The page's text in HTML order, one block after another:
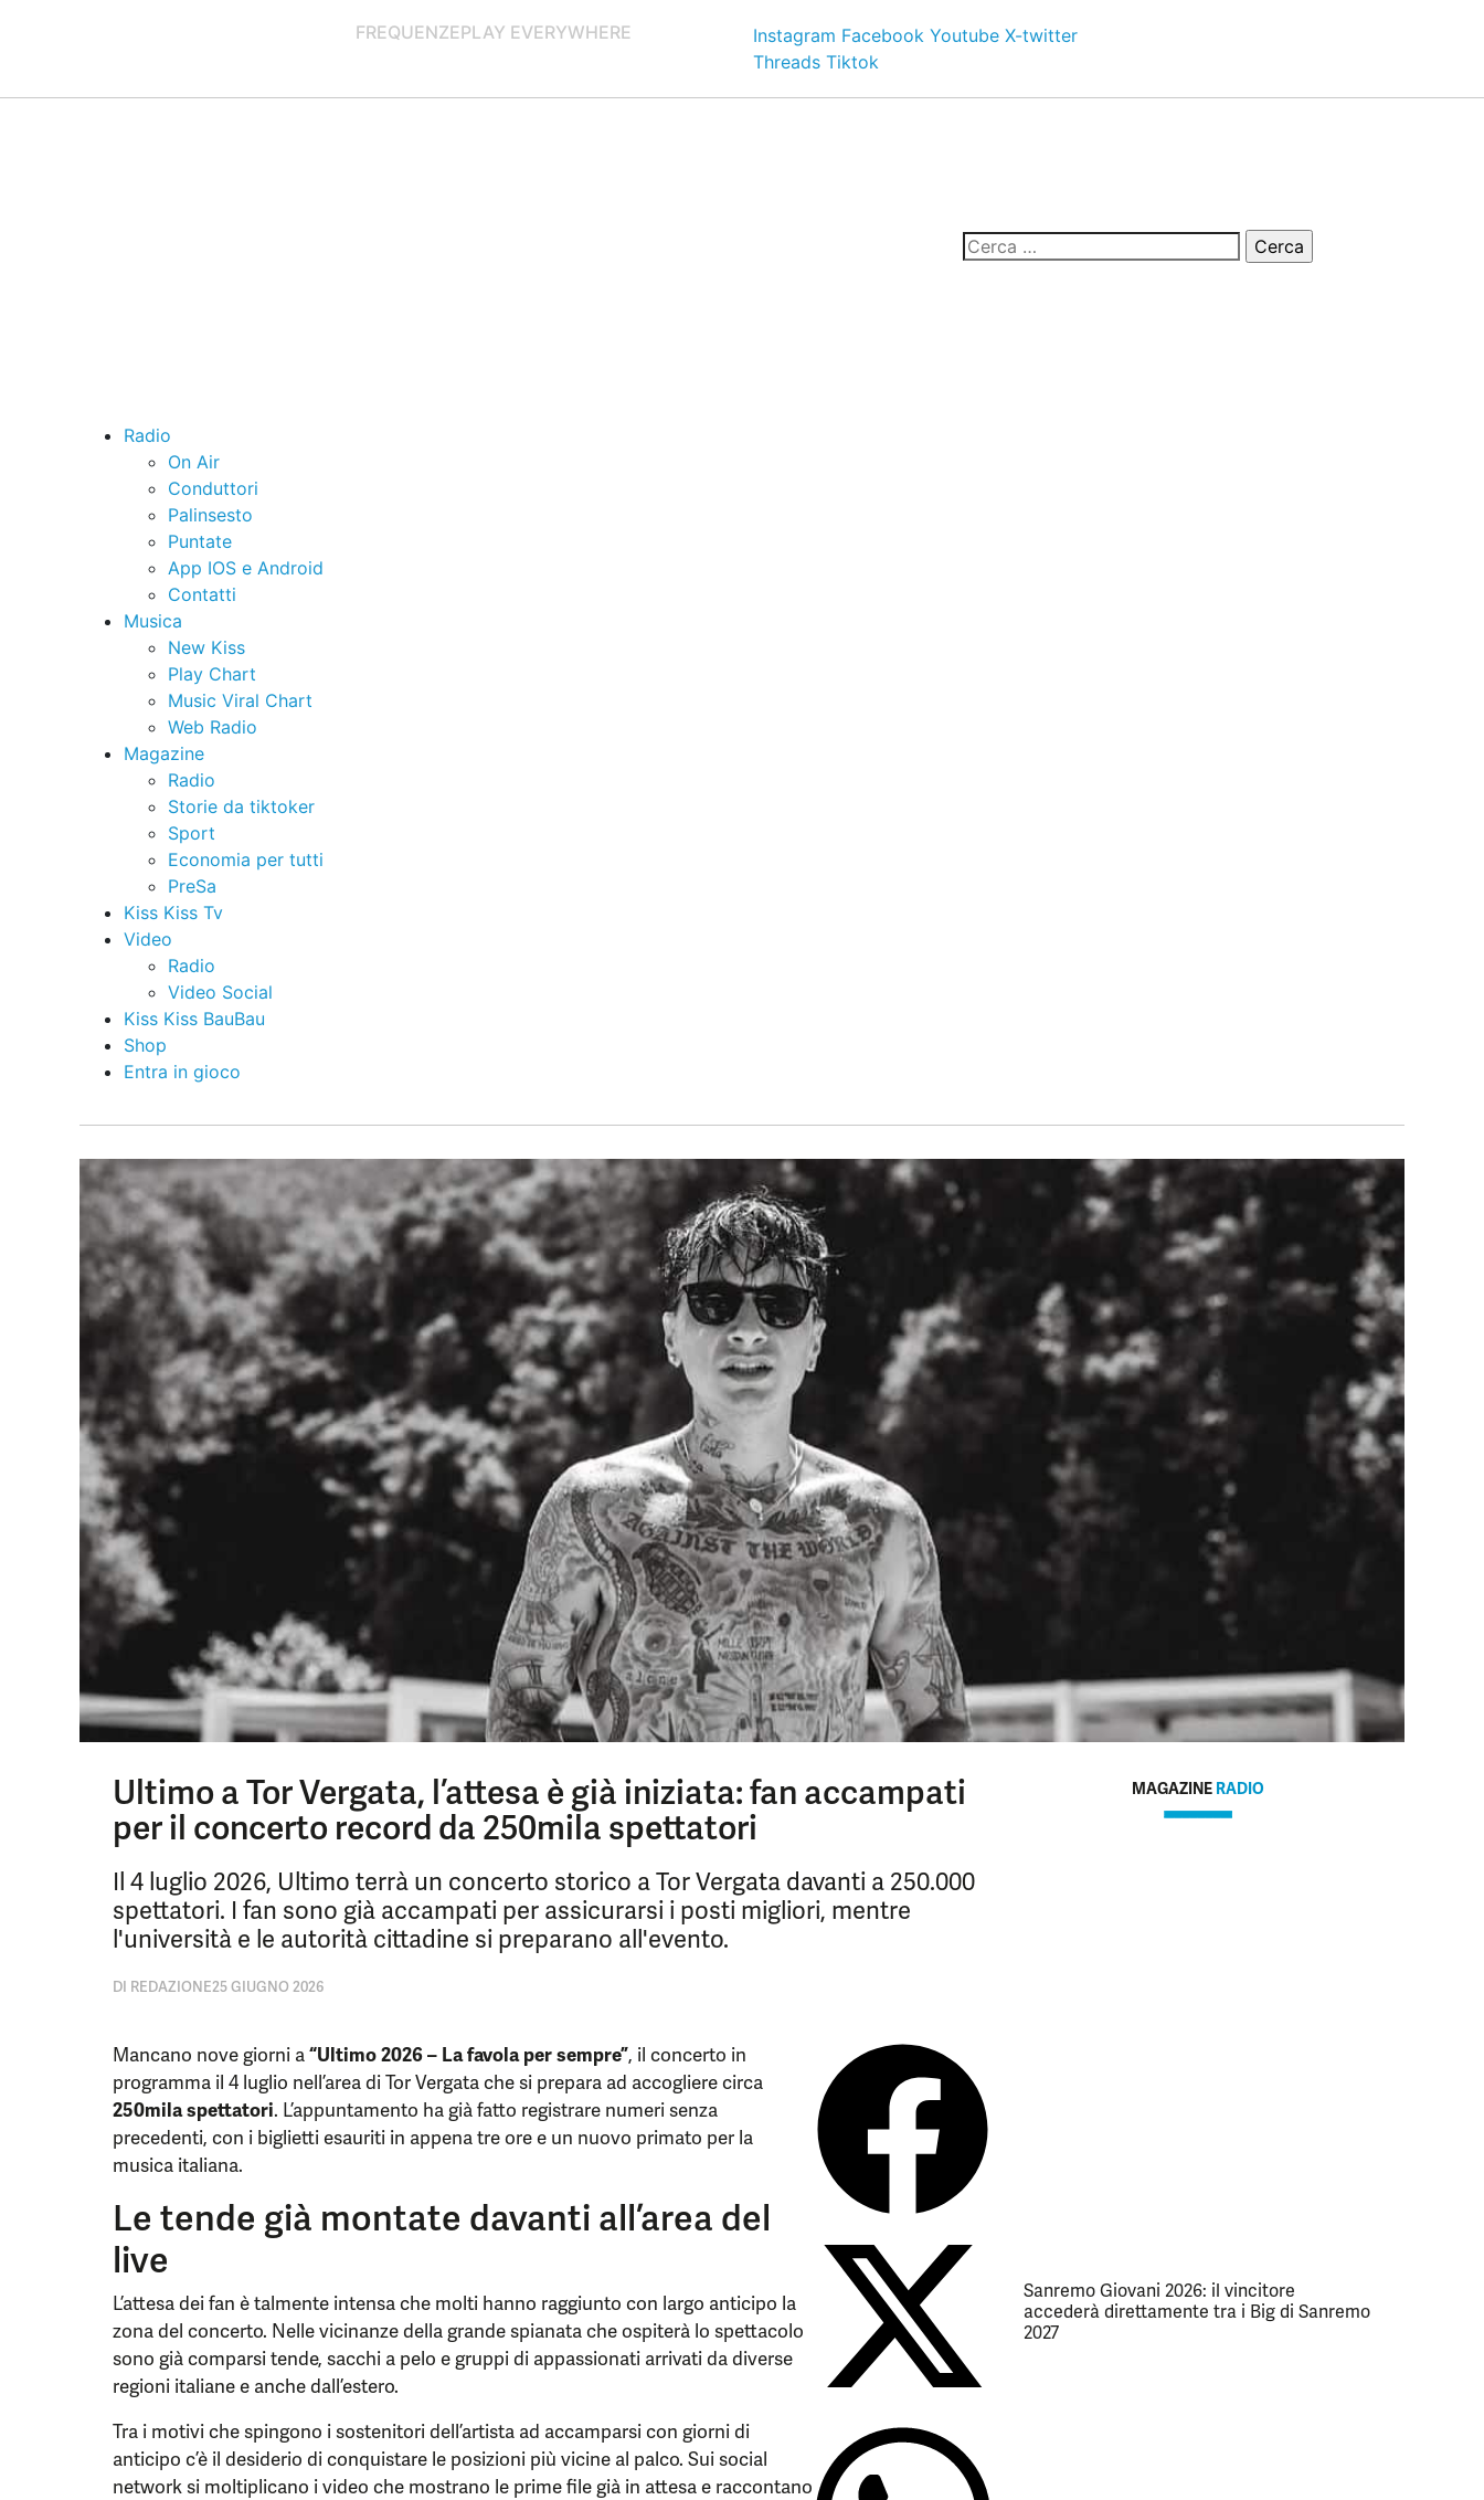
FREQUENZEPLAY EVERYWHERE Instagram Facebook Youtube X-twitter
Threads Tiktok
Radio
On Air
Conduttori
Palinsesto
Puntate
App IOS e Android
Contatti
Musica
New Kiss
Play Chart
Music Viral Chart
Web Radio
Magazine
Radio
Storie da tiktoker
Sport
Economia per tutti
PreSa
Kiss Kiss Tv
Video
Radio
Video Social
Kiss Kiss BauBau
Shop
Entra in gioco
Ultimo a Tor Vergata, l’attesa è già iniziata: fan accampati
per il concerto record da 250mila spettatori
Il 4 luglio 2026, Ultimo terrà un concerto storico a Tor Vergata davanti a 250.000
spettatori. I fan sono già accampati per assicurarsi i posti migliori, mentre
l'università e le autorità cittadine si preparano all'evento.
DI REDAZIONE25 GIUGNO 2026
Mancano nove giorni a“Ultimo 2026 – La favola per sempre”, il concerto in
programma il 4 luglio nell’area di Tor Vergata che si prepara ad accogliere circa
250mila spettatori. L’appuntamento ha già fatto registrare numeri senza
precedenti, con i biglietti esauriti in appena tre ore e un nuovo primato per la
musica italiana.
Le tende già montate davanti all’area del
live
L’attesa dei fan è talmente intensa che molti hanno raggiunto con largo anticipo la
zona del concerto. Nelle vicinanze della grande spianata che ospiterà lo spettacolo
sono già comparsi tende, sacchi a pelo e gruppi di appassionati arrivati da diverse
regioni italiane e anche dall’estero.
Tra i motivi che spingono i sostenitori dell’artista ad accamparsi con giorni di
anticipo c’è il desiderio di conquistare le posizioni più vicine al palco. Sui social
network si moltiplicano i video che mostrano le prime file già in attesa e raccontano
MAGAZINE RADIO
Sanremo Giovani 2026: il vincitore
accederà direttamente tra i Big di Sanremo
2027